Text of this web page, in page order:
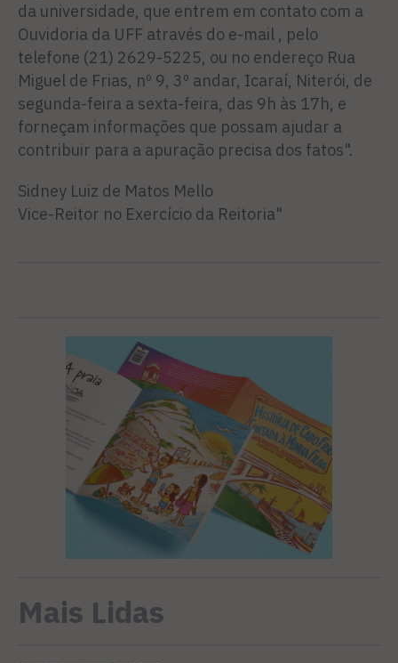
da universidade, que entrem em contato com a
Ouvidoria da UFF através do e-mail , pelo
telefone (21) 2629-5225, ou no endereço Rua
Miguel de Frias, nº 9, 3º andar, Icaraí, Niterói, de
segunda-feira a sexta-feira, das 9h às 17h, e
forneçam informações que possam ajudar a
contribuir para a apuração precisa dos fatos".
Sidney Luiz de Matos Mello
Vice-Reitor no Exercício da Reitoria"
Mais Lidas